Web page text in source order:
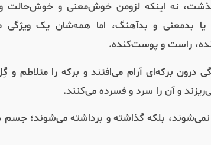
نه اینکه لزومن خوش‌معنی و خوش‌حالت
یا بد‌معنی و بدآهنگ، اما همه‌شان یک ویژگی
راست و پوست‌کنده.
درون برکه‌ای آرام می‌افتند و برکه را متلاطم و
و آن را سرد و فسرده می‌کنند.
بلکه گذاشته و برداشته می‌شوند؛ جسم